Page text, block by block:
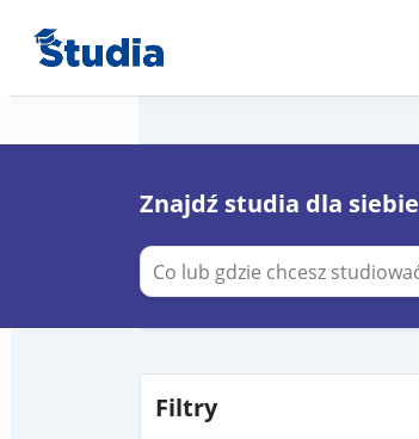
Znajdź studia dla siebie
Filtry